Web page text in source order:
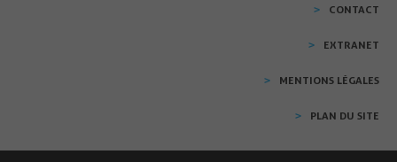
CONTACT
EXTRANET
MENTIONS LÉGALES
PLAN DU SITE